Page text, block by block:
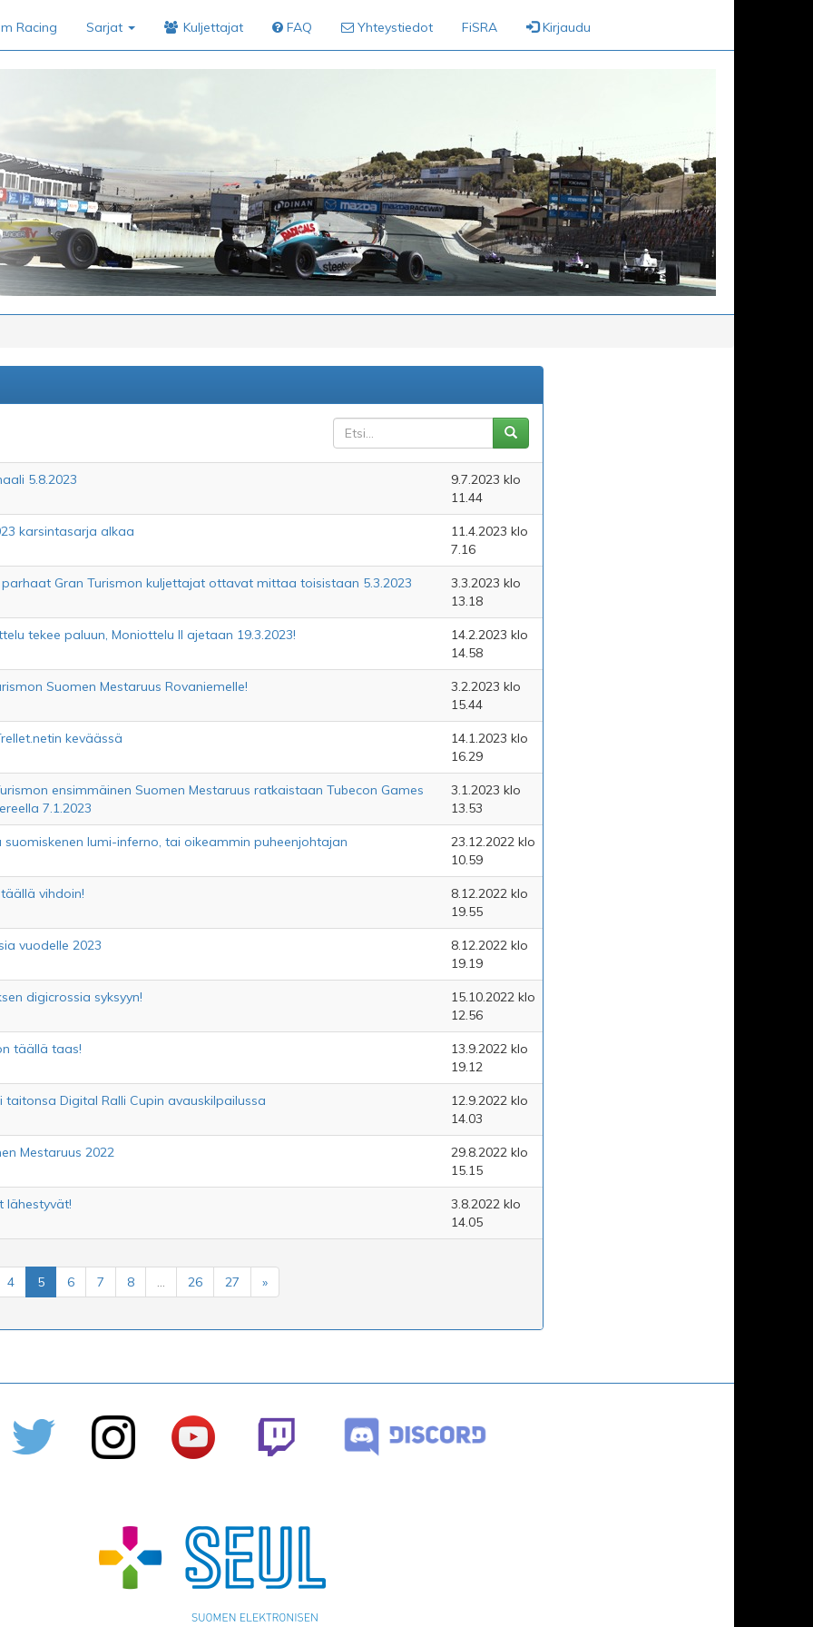
Racing Sarjat Kuljettajat FAQ Yhteystiedot FiSRA Kirjaudu
5.8.2023
9.7.2023 klo
11.44
karsintasarja alkaa
11.4.2023 klo
7.16
Gran Turismon kuljettajat ottavat mittaa toisistaan 5.3.2023
3.3.2023 klo
13.18
tekee paluun, Moniottelu II ajetaan 19.3.2023!
14.2.2023 klo
14.58
Suomen Mestaruus Rovaniemelle!
3.2.2023 klo
15.44
keväässä
14.1.2023 klo
16.29
ensimmäinen Suomen Mestaruus ratkaistaan Tubecon Games
7.1.2023
3.1.2023 klo
13.53
suomiskenen lumi-inferno, tai oikeammin puheenjohtajan
23.12.2022 klo
10.59
vihdoin!
8.12.2022 klo
19.55
vuodelle 2023
8.12.2022 klo
19.19
digicrossia syksyyn!
15.10.2022 klo
12.56
täällä taas!
13.9.2022 klo
19.12
taitonsa Digital Ralli Cupin avauskilpailussa
12.9.2022 klo
14.03
Mestaruus 2022
29.8.2022 klo
15.15
lähestyvät!
3.8.2022 klo
14.05
4 5 6 7 8 ... 26 27 »